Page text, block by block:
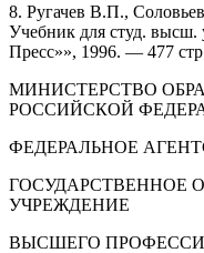
8. Ругачев В.П.,
Учебник для студ.
Пресс»», 1996. — 477
МИНИСТЕРСТВО
РОССИЙСКОЙ
ФЕДЕРАЛЬНОЕ
ГОСУДАРСТВЕННОЕ
УЧРЕЖДЕНИЕ
ВЫСШЕГО